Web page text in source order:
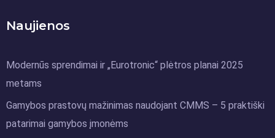
Naujienos
Modernūs sprendimai ir „Eurotronic“ plėtros planai 2025
metams
Gamybos prastovų mažinimas naudojant CMMS – 5 praktiški
patarimai gamybos įmonėms